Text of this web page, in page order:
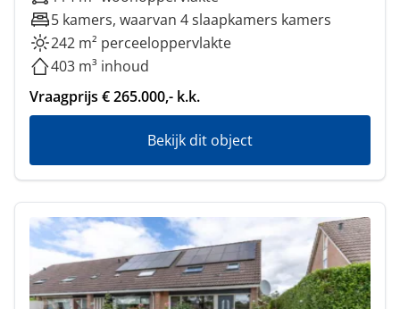
5 kamers, waarvan 4 slaapkamers kamers
242 m² perceeloppervlakte
403 m³ inhoud
Vraagprijs € 265.000,- k.k.
Bekijk dit object